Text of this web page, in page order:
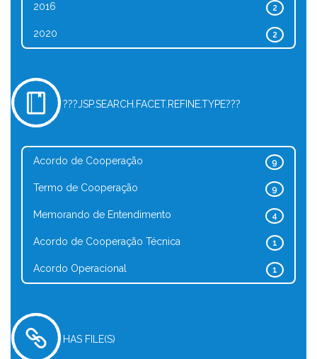
2
2016
2
2020
???JSP.SEARCH.FACET.REFINE.TYPE???
9
Acordo de Cooperação
9
Termo de Cooperação
4
Memorando de Entendimento
1
Acordo de Cooperação Técnica
1
Acordo Operacional
HAS FILE(S)